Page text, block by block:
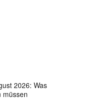
2026: Was
müssen